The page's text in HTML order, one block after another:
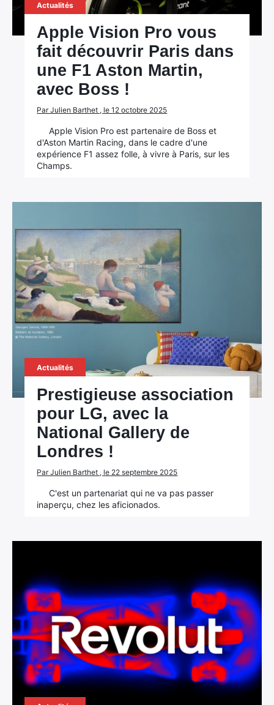
Actualités
Apple Vision Pro vous
fait découvrir Paris dans
une F1 Aston Martin,
avec Boss !
Par Julien Barthet , le 12 octobre 2025
Apple Vision Pro est partenaire de Boss et
d'Aston Martin Racing, dans le cadre d'une
expérience F1 assez folle, à vivre à Paris, sur les
Champs.
Actualités
Prestigieuse association
pour LG, avec la
National Gallery de
Londres !
Par Julien Barthet , le 22 septembre 2025
C'est un partenariat qui ne va pas passer
inaperçu, chez les aficionados.